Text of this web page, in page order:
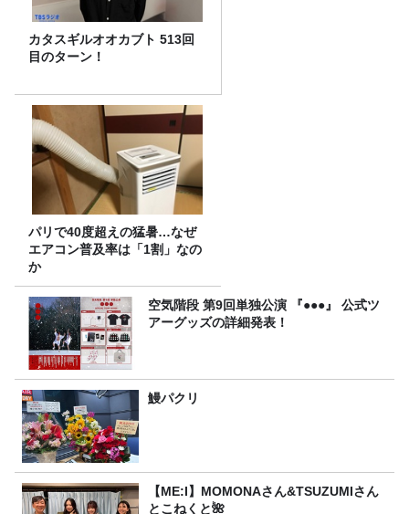
カタスギルオオカブト 513回
目のターン！
パリで40度超えの猛暑…なぜ
エアコン普及率は「1割」なの
か
空気階段 第9回単独公演 『●●●』 公式ツ
アーグッズの詳細発表！
鰻パクリ
【ME:I】MOMONAさん&TSUZUMIさん
とこねくと🌺